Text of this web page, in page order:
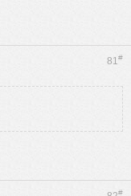
81#
#